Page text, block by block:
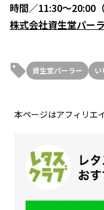
時間／11:30～20:00
株式会社資生堂パー
資生堂パーラー い
本ページはアフィリエ